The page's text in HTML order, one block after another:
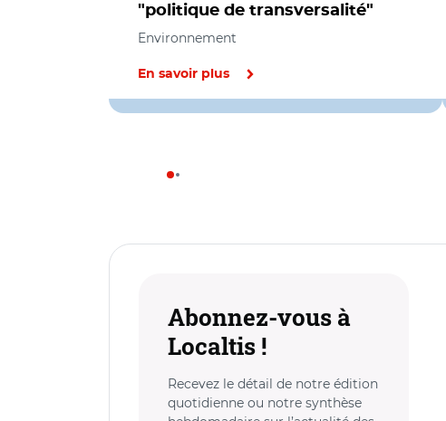
"politique de transversalité"
Environnement
En savoir plus
Abonnez-vous à
Localtis !
Recevez le détail de notre édition
quotidienne ou notre synthèse